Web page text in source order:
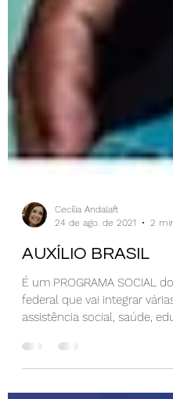
24 de ago. de 2021
2
AUXÍLIO BRASIL
É um PROGRAMA SOCIAL
assistência social, saúde,
emprego e renda…